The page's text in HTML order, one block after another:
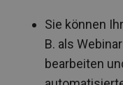
Sie können
B. als
bearbeiten